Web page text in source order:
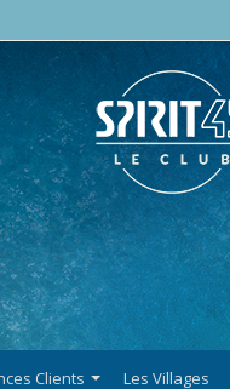
Clients Les Villages